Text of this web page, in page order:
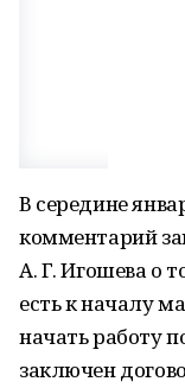
В середине
комментарий
А. Г. Игошева о
есть к началу
начать работу
заключен